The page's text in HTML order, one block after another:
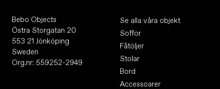
Bebo Objects
Östra Storgatan 20
553 21 Jönköping
Sweden
Org.nr: 559252-2949
Se alla våra objekt
Soffor
Fåtöljer
Stolar
Bord
Accessoarer